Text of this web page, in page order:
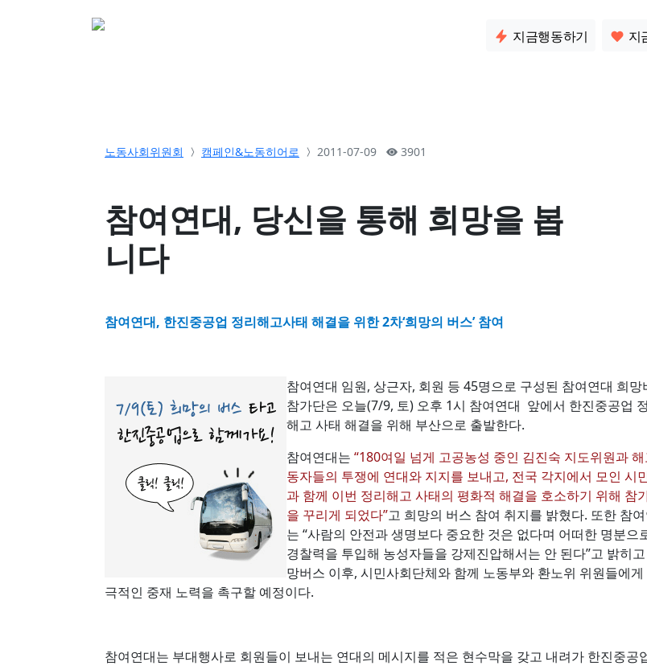
지금행동하기 지
노동사회위원회 캠페인&노동히어로 2011-07-09 3901
참여연대, 당신을 통해 희망을 봅
니다
참여연대, 한진중공업 정리해고사태 해결을 위한2차‘희망의 버스’ 참여
참여연대 임원, 상근자, 회원 등 45명으로 구성된 참여연대 희망
참가단은 오늘(7/9, 토) 오후 1시 참여연대 앞에서 한진중공업
해고 사태 해결을 위해 부산으로 출발한다.
참여연대는 “180여일 넘게 고공농성 중인 김진숙 지도위원과
동자들의 투쟁에 연대와 지지를 보내고, 전국 각지에서 모인 시
과 함께 이번 정리해고 사태의 평화적 해결을 호소하기 위해 참
을 꾸리게 되었다”고 희망의 버스 참여 취지를 밝혔다. 또한 참
는 “사람의 안전과 생명보다 중요한 것은 없다며 어떠한 명분으
경찰력을 투입해 농성자들을 강제진압해서는 안 된다”고 밝히고
망버스 이후, 시민사회단체와 함께 노동부와 환노위 위원들에게
극적인 중재 노력을 촉구할 예정이다.
참여연대는 부대행사로 회원들이 보내는 연대의 메시지를 적은 현수막을 갖고 내려가 한진중공